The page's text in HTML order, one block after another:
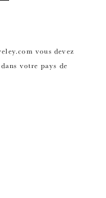
vous devez
votre pays de